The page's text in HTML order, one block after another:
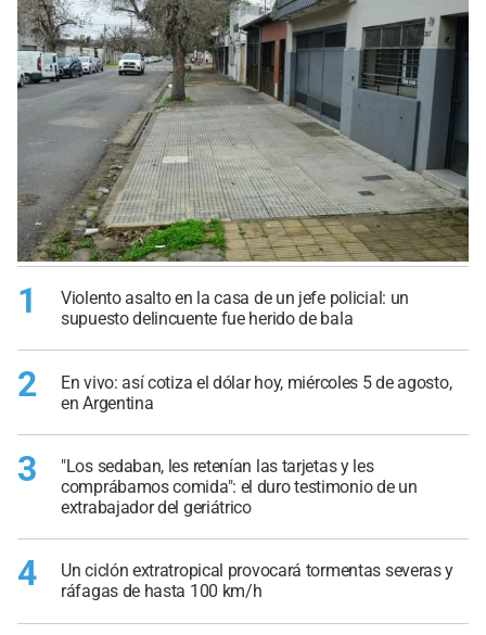
1
Violento asalto en la casa de un jefe policial: un
supuesto delincuente fue herido de bala
2
En vivo: así cotiza el dólar hoy, miércoles 5 de agosto,
en Argentina
3
"Los sedaban, les retenían las tarjetas y les
comprábamos comida": el duro testimonio de un
extrabajador del geriátrico
4
Un ciclón extratropical provocará tormentas severas y
ráfagas de hasta 100 km/h